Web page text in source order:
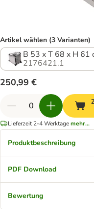
Artikel wählen (3 Varianten)
B 53 x T 68 x H 61
2176421.1
250,99 €
Lieferzeit 2-4 Werktagemehr...
Produktbeschreibung
PDF Download
Bewertung